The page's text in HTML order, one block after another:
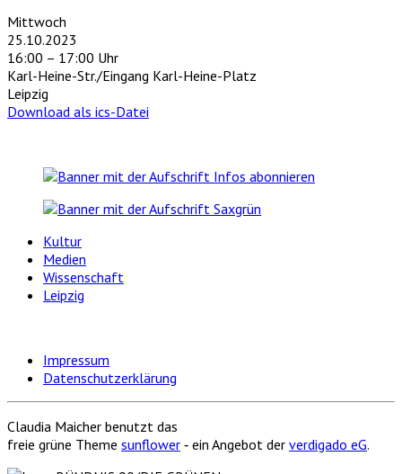
Mittwoch
25.10.2023
16:00 – 17:00 Uhr
Karl-Heine-Str./Eingang Karl-Heine-Platz
Leipzig
Download als ics-Datei
Kultur
Medien
Wissenschaft
Leipzig
Impressum
Datenschutzerklärung
Claudia Maicher benutzt das
freie grüne Theme sunflower ‐ ein Angebot der verdigado eG.